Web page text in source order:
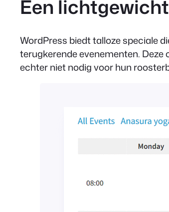
Een
WordPress biedt talloze speciale
terugkerende evenementen.
echter niet nodig voor hun